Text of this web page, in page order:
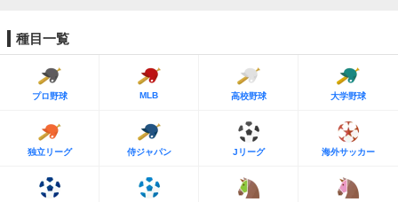
種目一覧
プロ野球 MLB 高校野球 大学野球
独立リーグ 侍ジャパン Jリーグ 海外サッカー